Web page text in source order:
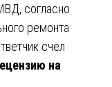
согласно
ремонта
счел
на